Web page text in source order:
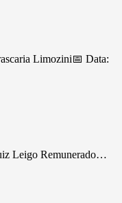
Limozini📅 Data:
Leigo Remunerado…